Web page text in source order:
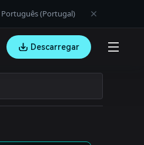
(Portugal)
Descarregar